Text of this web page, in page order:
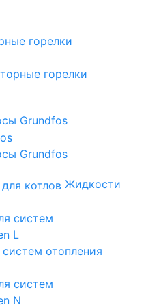
горелки
горелки
Grundfos
Grundfos
Жидкости
отопления